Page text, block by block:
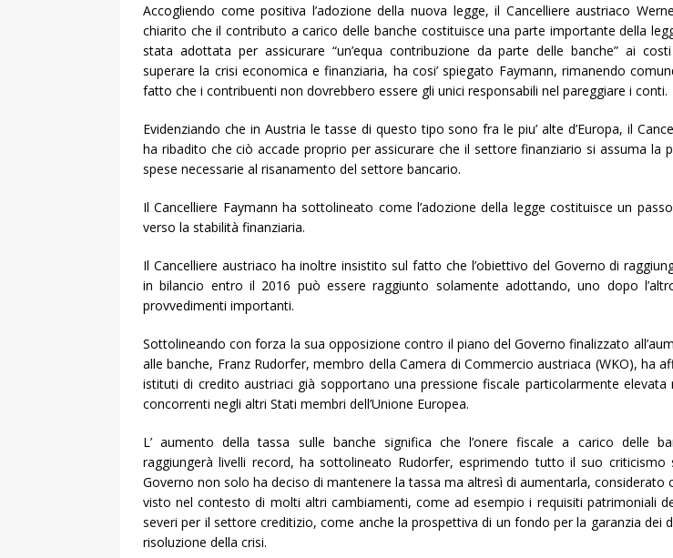
Accogliendo come positiva l’adozione della nuova legge, il Cancelliere austriaco
chiarito che il contributo a carico delle banche costituisce una parte importante della
stata adottata per assicurare “un’equa contribuzione da parte delle banche” ai
superare la crisi economica e finanziaria, ha cosi’ spiegato Faymann, rimanendo
fatto che i contribuenti non dovrebbero essere gli unici responsabili nel pareggiare i conti.
Evidenziando che in Austria le tasse di questo tipo sono fra le piu’ alte d’Europa, il
ha ribadito che ciò accade proprio per assicurare che il settore finanziario si assuma la
spese necessarie al risanamento del settore bancario.
Il Cancelliere Faymann ha sottolineato come l’adozione della legge costituisce un
verso la stabilità finanziaria.
Il Cancelliere austriaco ha inoltre insistito sul fatto che l’obiettivo del Governo di
in bilancio entro il 2016 può essere raggiunto solamente adottando, uno dopo
provvedimenti importanti.
Sottolineando con forza la sua opposizione contro il piano del Governo finalizzato
alle banche, Franz Rudorfer, membro della Camera di Commercio austriaca (WKO), ha
istituti di credito austriaci già sopportano una pressione fiscale particolarmente
concorrenti negli altri Stati membri dell’Unione Europea.
L’ aumento della tassa sulle banche significa che l’onere fiscale a carico delle
raggiungerà livelli record, ha sottolineato Rudorfer, esprimendo tutto il suo
Governo non solo ha deciso di mantenere la tassa ma altresì di aumentarla, considerato
visto nel contesto di molti altri cambiamenti, come ad esempio i requisiti patrimoniali
severi per il settore creditizio, come anche la prospettiva di un fondo per la garanzia dei
risoluzione della crisi.